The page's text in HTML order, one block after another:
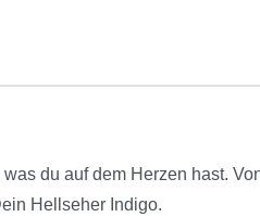
du auf dem Herzen hast.
Hellseher Indigo.